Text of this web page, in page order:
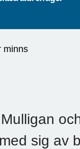
minns
sig av